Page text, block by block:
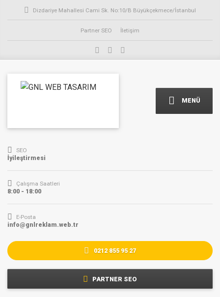
Dizdariye Mahallesi Cami Sk. No:10/B Büyükçekmece/İstanbul
Partner SEO İletişim
MENÜ
PARTNER SEO
SEO
İyileştirmesi
Çalışma Saatleri
8:00 - 18:00
E-Posta
info@gnlreklam.web.tr
0212 855 95 27